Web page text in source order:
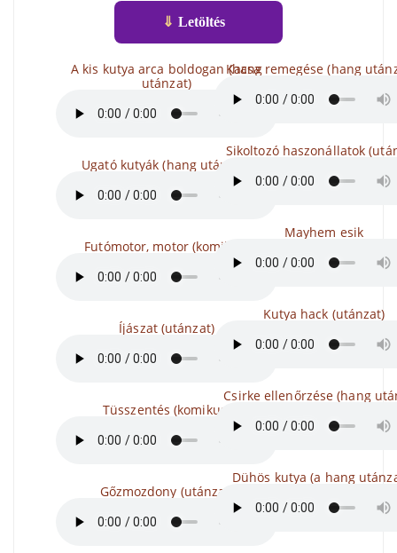
⇓ Letöltés
A kis kutya arca boldogan (hang
utánzat)
Ugató kutyák (hang utánzás)
Futómotor, motor (komikus)
Íjászat (utánzat)
Tüsszentés (komikus)
Gőzmozdony (utánzat)
Kacsa remegése (hang
Sikoltozó haszonállatok
Mayhem esik
Kutya hack (utánzat)
Csirke ellenőrzése (hang
Dühös kutya (a hang